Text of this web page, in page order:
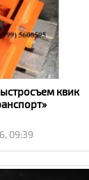
квик
09:39